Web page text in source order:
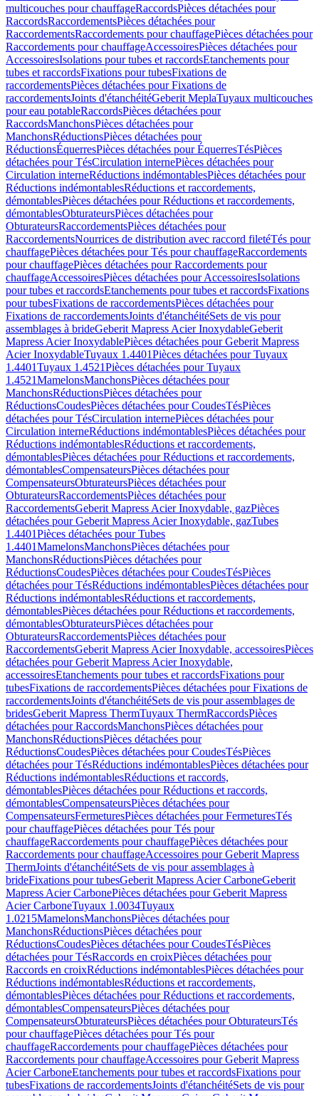
multicouches pour chauffageRaccordsPièces détachées pour
RaccordsRaccordementsPièces détachées pour
RaccordementsRaccordements pour chauffagePièces détachées pour
Raccordements pour chauffageAccessoiresPièces détachées pour
AccessoiresIsolations pour tubes et raccordsEtanchements pour
tubes et raccordsFixations pour tubesFixations de
raccordementsPièces détachées pour Fixations de
raccordementsJoints d'étanchéitéGeberit MeplaTuyaux multicouches
pour eau potableRaccordsPièces détachées pour
RaccordsManchonsPièces détachées pour
ManchonsRéductionsPièces détachées pour
RéductionsÉquerresPièces détachées pour ÉquerresTésPièces
détachées pour TésCirculation internePièces détachées pour
Circulation interneRéductions indémontablesPièces détachées pour
Réductions indémontablesRéductions et raccordements,
démontablesPièces détachées pour Réductions et raccordements,
démontablesObturateursPièces détachées pour
ObturateursRaccordementsPièces détachées pour
RaccordementsNourrices de distribution avec raccord filetéTés pour
chauffagePièces détachées pour Tés pour chauffageRaccordements
pour chauffagePièces détachées pour Raccordements pour
chauffageAccessoiresPièces détachées pour AccessoiresIsolations
pour tubes et raccordsEtanchements pour tubes et raccordsFixations
pour tubesFixations de raccordementsPièces détachées pour
Fixations de raccordementsJoints d'étanchéitéSets de vis pour
assemblages à brideGeberit Mapress Acier InoxydableGeberit
Mapress Acier InoxydablePièces détachées pour Geberit Mapress
Acier InoxydableTuyaux 1.4401Pièces détachées pour Tuyaux
1.4401Tuyaux 1.4521Pièces détachées pour Tuyaux
1.4521MamelonsManchonsPièces détachées pour
ManchonsRéductionsPièces détachées pour
RéductionsCoudesPièces détachées pour CoudesTésPièces
détachées pour TésCirculation internePièces détachées pour
Circulation interneRéductions indémontablesPièces détachées pour
Réductions indémontablesRéductions et raccordements,
démontablesPièces détachées pour Réductions et raccordements,
démontablesCompensateursPièces détachées pour
CompensateursObturateursPièces détachées pour
ObturateursRaccordementsPièces détachées pour
RaccordementsGeberit Mapress Acier Inoxydable, gazPièces
détachées pour Geberit Mapress Acier Inoxydable, gazTubes
1.4401Pièces détachées pour Tubes
1.4401MamelonsManchonsPièces détachées pour
ManchonsRéductionsPièces détachées pour
RéductionsCoudesPièces détachées pour CoudesTésPièces
détachées pour TésRéductions indémontablesPièces détachées pour
Réductions indémontablesRéductions et raccordements,
démontablesPièces détachées pour Réductions et raccordements,
démontablesObturateursPièces détachées pour
ObturateursRaccordementsPièces détachées pour
RaccordementsGeberit Mapress Acier Inoxydable, accessoiresPièces
détachées pour Geberit Mapress Acier Inoxydable,
accessoiresEtanchements pour tubes et raccordsFixations pour
tubesFixations de raccordementsPièces détachées pour Fixations de
raccordementsJoints d'étanchéitéSets de vis pour assemblages de
bridesGeberit Mapress ThermTuyaux ThermRaccordsPièces
détachées pour RaccordsManchonsPièces détachées pour
ManchonsRéductionsPièces détachées pour
RéductionsCoudesPièces détachées pour CoudesTésPièces
détachées pour TésRéductions indémontablesPièces détachées pour
Réductions indémontablesRéductions et raccords,
démontablesPièces détachées pour Réductions et raccords,
démontablesCompensateursPièces détachées pour
CompensateursFermeturesPièces détachées pour FermeturesTés
pour chauffagePièces détachées pour Tés pour
chauffageRaccordements pour chauffagePièces détachées pour
Raccordements pour chauffageAccessoires pour Geberit Mapress
ThermJoints d'étanchéitéSets de vis pour assemblages à
brideFixations pour tubesGeberit Mapress Acier CarboneGeberit
Mapress Acier CarbonePièces détachées pour Geberit Mapress
Acier CarboneTuyaux 1.0034Tuyaux
1.0215MamelonsManchonsPièces détachées pour
ManchonsRéductionsPièces détachées pour
RéductionsCoudesPièces détachées pour CoudesTésPièces
détachées pour TésRaccords en croixPièces détachées pour
Raccords en croixRéductions indémontablesPièces détachées pour
Réductions indémontablesRéductions et raccordements,
démontablesPièces détachées pour Réductions et raccordements,
démontablesCompensateursPièces détachées pour
CompensateursObturateursPièces détachées pour ObturateursTés
pour chauffagePièces détachées pour Tés pour
chauffageRaccordements pour chauffagePièces détachées pour
Raccordements pour chauffageAccessoires pour Geberit Mapress
Acier CarboneEtanchements pour tubes et raccordsFixations pour
tubesFixations de raccordementsJoints d'étanchéitéSets de vis pour